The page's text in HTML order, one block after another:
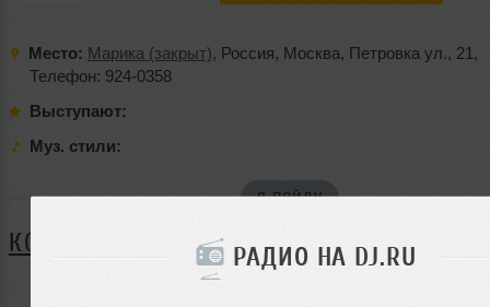
РАДИО НА DJ.RU
Место: Марика (закрыт), Россия, Москва, Петровка ул., 21 ,
Телефон: 924-0358
Выступают:
Муз. стили:
Я ПОЙДУ
КОММЕНТАРИИ